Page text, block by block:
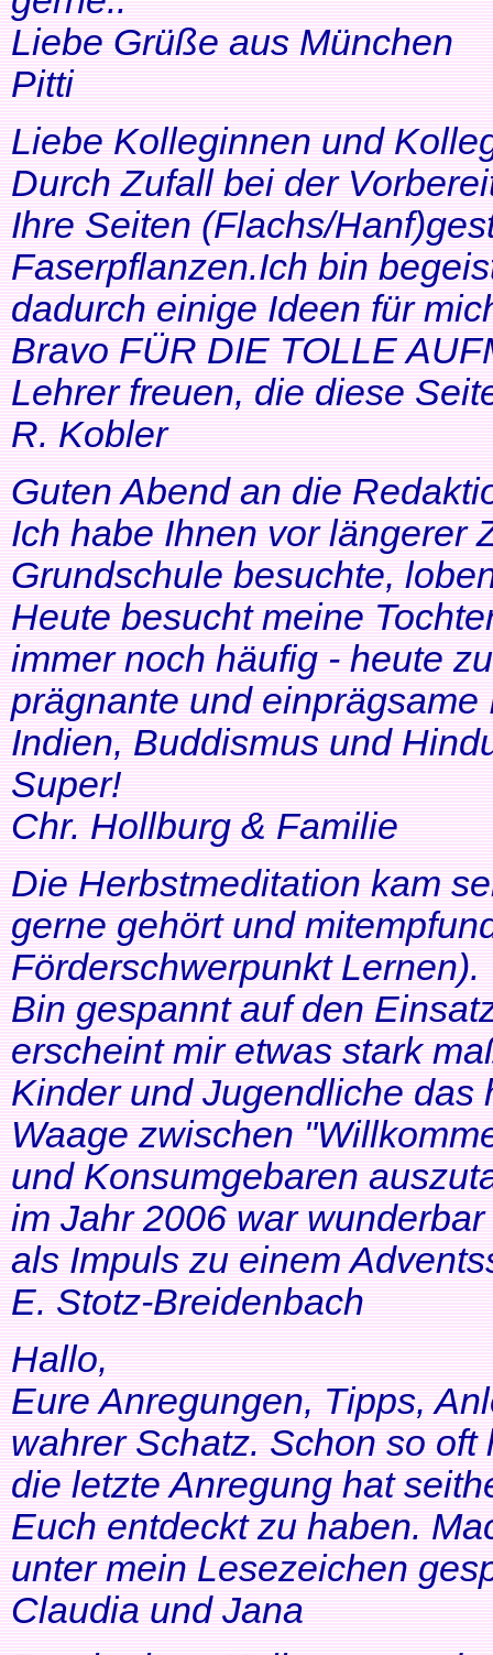
Liebe Grüße aus München
Pitti
Liebe Kolleginnen und
Durch Zufall bei der
Ihre Seiten (Flachs/
Faserpflanzen.Ich bin
dadurch einige Ideen für
Bravo FÜR DIE TOLLE
Lehrer freuen, die diese
R. Kobler
Guten Abend an die
Ich habe Ihnen vor längerer
Grundschule besuchte,
Heute besucht meine
immer noch häufig - heute
prägnante und
Indien, Buddismus und
Super!
Chr. Hollburg & Familie
Die Herbstmeditation kam
gerne gehört und
Förderschwerpunkt Lernen).
Bin gespannt auf den
erscheint mir etwas stark
Kinder und Jugendliche das
Waage zwischen
und Konsumgebaren
im Jahr 2006 war
als Impuls zu einem
E. Stotz-Breidenbach
Hallo,
Eure Anregungen, Tipps,
wahrer Schatz. Schon so
die letzte Anregung hat
Euch entdeckt zu haben.
unter mein Lesezeichen
Claudia und Jana